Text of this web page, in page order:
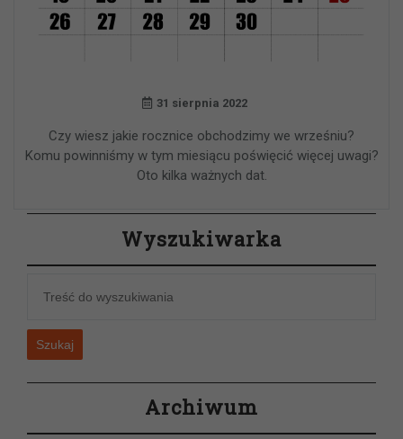
31 sierpnia 2022
Czy wiesz jakie rocznice obchodzimy we wrześniu?
Komu powinniśmy w tym miesiącu poświęcić więcej uwagi?
Oto kilka ważnych dat.
Wyszukiwarka
Szukaj
Archiwum